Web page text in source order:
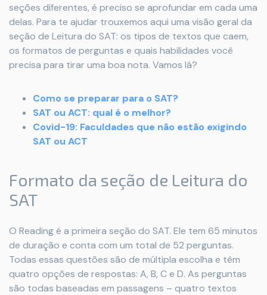
seções diferentes, é preciso se aprofundar em cada uma
delas. Para te ajudar trouxemos aqui uma visão geral da
seção de Leitura do SAT: os tipos de textos que caem,
os formatos de perguntas e quais habilidades você
precisa para tirar uma boa nota. Vamos lá?
Como se preparar para o SAT?
SAT ou ACT: qual é o melhor?
Covid-19: Faculdades que não estão exigindo
SAT ou ACT
Formato da seção de Leitura do
SAT
O Reading é a primeira seção do SAT. Ele tem 65 minutos
de duração e conta com um total de 52 perguntas.
Todas essas questões são de múltipla escolha e têm
quatro opções de respostas: A, B, C e D. As perguntas
são todas baseadas em passagens – quatro textos